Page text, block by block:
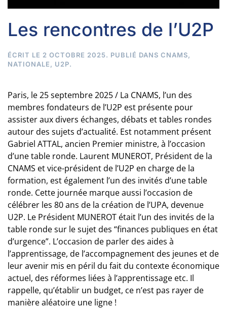
Les rencontres de l’U2P
ÉCRIT LE 2 OCTOBRE 2025. PUBLIÉ DANS CNAMS,
NATIONALE, U2P.
Paris, le 25 septembre 2025 / La CNAMS, l’un des
membres fondateurs de l’U2P est présente pour
assister aux divers échanges, débats et tables rondes
autour des sujets d’actualité. Est notamment présent
Gabriel ATTAL, ancien Premier ministre, à l’occasion
d’une table ronde. Laurent MUNEROT, Président de la
CNAMS et vice-président de l’U2P en charge de la
formation, est également l’un des invités d’une table
ronde. Cette journée marque aussi l’occasion de
célébrer les 80 ans de la création de l’UPA, devenue
U2P. Le Président MUNEROT était l’un des invités de la
table ronde sur le sujet des “finances publiques en état
d’urgence”. L’occasion de parler des aides à
l’apprentissage, de l’accompagnement des jeunes et de
leur avenir mis en péril du fait du contexte économique
actuel, des réformes liées à l’apprentissage etc. Il
rappelle, qu’établir un budget, ce n’est pas rayer de
manière aléatoire une ligne !